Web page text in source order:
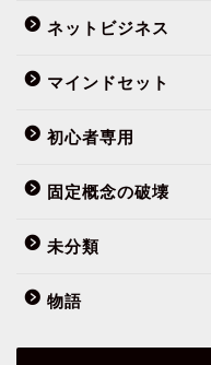
ネットビジネス
マインドセット
初心者専用
固定概念の破壊
未分類
物語